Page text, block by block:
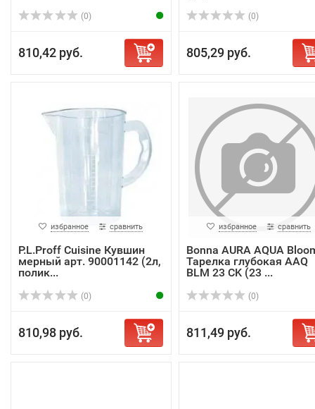
(0)
810,42 руб.
(0)
805,29 руб.
избранное сравнить
P.L.Proff Cuisine Кувшин
мерный арт. 90001142 (2л,
полик...
(0)
810,98 руб.
избранное сравнить
Bonna AURA AQUA
Тарелка глубокая AAQ
BLM 23 CK (23 ...
(0)
811,49 руб.